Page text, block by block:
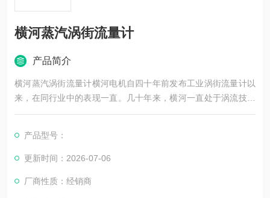
横河蒸汽涡街流量计
产品简介
横河蒸汽涡街流量计横河电机自四十年前发布工业涡街流量计以
来，在同行业中的表现一直。几十年来，横河一直处于涡流技术
的前沿；如今横河提供了各种各样的涡街流量计，包括定制设
产品型号：
更新时间：2026-07-06
厂商性质：经销商